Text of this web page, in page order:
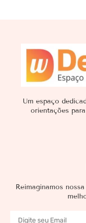
Reimaginamos
Um espaço
orientações